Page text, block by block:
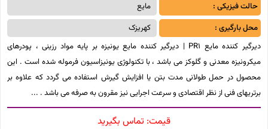
حالت فیزیکی :
مایع
محل بارگیری :
کهریزک
دیرگیر کننده مایع PR1 | دیرگیر کننده مایع یونیزه بر پایه مواد رزینی ، پودرهای
میکرونیزه معدنی و گلوکز می باشد ، با تکنولوژی یونیزاسیون فرموله شده است . این
محصول در حمل طولانی مدت بتن یا افزایش گیرش استفاده می گردد که علاوه بر
برتریهای فنی از نظر اقتصادی و سرعت اجرایی نیز مقرون به صرفه می باشد .
قیمت: تماس بگیرید